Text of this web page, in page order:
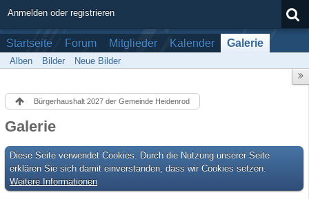
Anmelden oder registrieren
Startseite Forum Mitglieder Kalender Galerie
Alben Bilder Neue Bilder
Bürgerhaushalt 2027 der Gemeinde Heidenrod
Galerie
Diese Seite verwendet Cookies. Durch die Nutzung unserer Seite
erklären Sie sich damit einverstanden, dass wir Cookies setzen.
Weitere Informationen